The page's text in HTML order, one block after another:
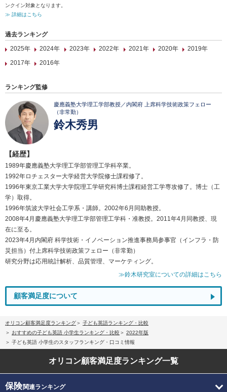
ンクイン対象となります。
≫ 詳細はこちら
過去ランキング
2025年
2024年 2023年 2022年 2021年 2020年
2019年
2017年
2016年
ランキング監修
慶應義塾大学理工学部教授／内閣府 上席科学技術政策フェロー
（非常勤）
鈴木秀男
【経歴】
1989年慶應義塾大学理工学部管理工学科卒業。
1992年ロチェスター大学経営大学院修士課程修了。
1996年東京工業大学大学院理工学研究科博士課程経営工学専攻修了。博士（工
学）取得。
1996年筑波大学社会工学系・講師。2002年6月同助教授。
2008年4月慶應義塾大学理工学部管理工学科・准教授。2011年4月同教授、現
在に至る。
2023年4月内閣府 科学技術・イノベーション推進事務局参事官（インフラ・防
災担当）付上席科学技術政策フェロー（非常勤）
研究分野は応用統計解析、品質管理、マーケティング。
≫鈴木研究室についての詳細はこちら
顧客満足度について
オリコン顧客満足度ランキング
子ども英語ランキング・比較
おすすめの子ども英語 小学生ランキング・比較
2022年版
子ども英語 小学生のスタッフランキング・口コミ情報
オリコン顧客満足度ランキング一覧
保険関連ランキング